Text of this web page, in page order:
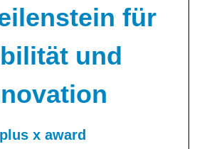
für
und
plus x award